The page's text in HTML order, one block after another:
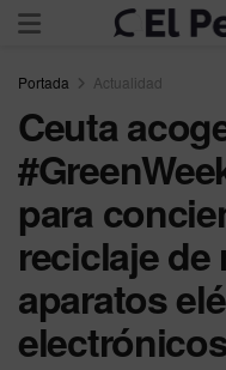
Portada Actualidad
Ceuta
para
reciclaje
aparatos